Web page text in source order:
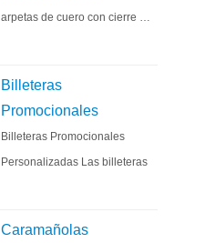
arpetas de cuero con cierre …
Billeteras
Promocionales
Billeteras Promocionales
Personalizadas Las billeteras
Caramañolas